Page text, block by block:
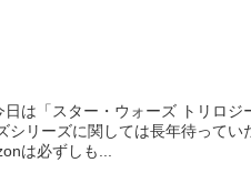
は「スター・ウォーズ トリロジ
リーズに関しては長年待ってい
は必ずしも...